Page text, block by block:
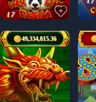
49,334,815.36